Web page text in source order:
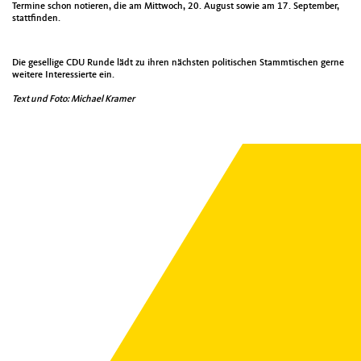
Termine schon notieren, die am Mittwoch, 20. August sowie am 17. September,
stattfinden.
Die gesellige CDU Runde lädt zu ihren nächsten politischen Stammtischen gerne
weitere Interessierte ein.
Text und Foto: Michael Kramer